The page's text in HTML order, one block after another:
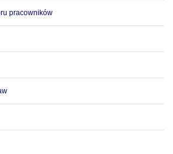
pracowników